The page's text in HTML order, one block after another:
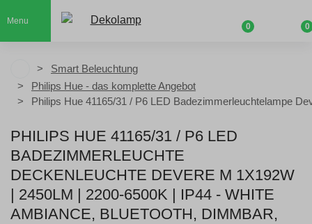
Menu
0 0
Smart Beleuchtung
Philips Hue - das komplette Angebot
Philips Hue 41165/31 / P6 LED Badezimmerleuchtelampe
PHILIPS HUE 41165/31 / P6 LED
BADEZIMMERLEUCHTE
DECKENLEUCHTE DEVERE M 1X192W
| 2450LM | 2200-6500K | IP44 - WHITE
AMBIANCE, BLUETOOTH, DIMMBAR,